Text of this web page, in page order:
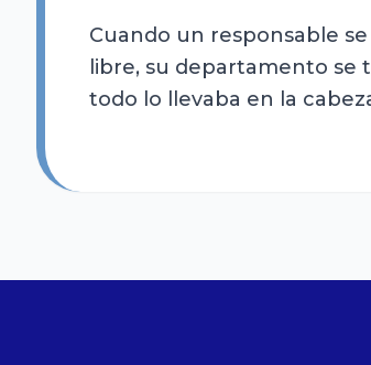
Cuando un responsable
libre, su departamento se
todo lo llevaba en la